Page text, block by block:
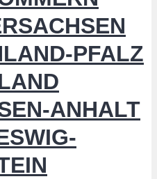
PFALZ
ANHALT